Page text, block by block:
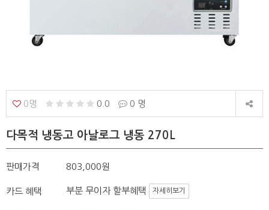
0명 0.0 0 명
다목적 냉동고 아날로그 냉동 270L
판매가격 803,000원
카드 혜택 부분 무이자 할부혜택 자세히보기